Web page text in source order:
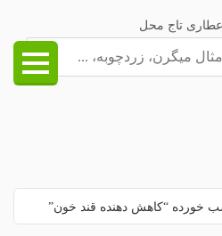
خورده “کاهش دهنده قند خون”